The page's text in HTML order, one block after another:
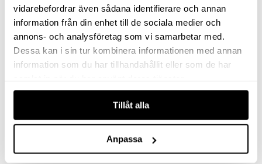
vidarebefordrar även sådana identifierare och annan
information från din enhet till de sociala medier och
annons- och analysföretag som vi samarbetar med.
Dessa kan i sin tur kombinera informationen med annan
information som du har tillhandahållit eller som de har
Tillåt alla
Anpassa
HÖGTRYCKSPISTOL
ST3600
(5 837.50kr inkl moms)
SNABBKOPPLING
KEW D12x1/4″ UTV
330
(412.50kr inkl moms)
Köp